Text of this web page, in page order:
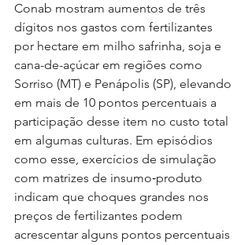
Conab mostram aumentos de três
dígitos nos gastos com fertilizantes
por hectare em milho safrinha, soja e
cana-de-açúcar em regiões como
Sorriso (MT) e Penápolis (SP), elevando
em mais de 10 pontos percentuais a
participação desse item no custo total
em algumas culturas. Em episódios
como esse, exercícios de simulação
com matrizes de insumo‑produto
indicam que choques grandes nos
preços de fertilizantes podem
acrescentar alguns pontos percentuais